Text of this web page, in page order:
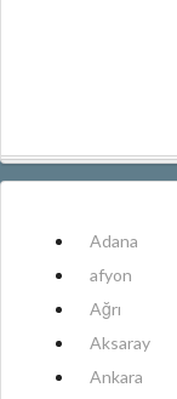
Adana
afyon
Ağrı
Aksaray
Ankara